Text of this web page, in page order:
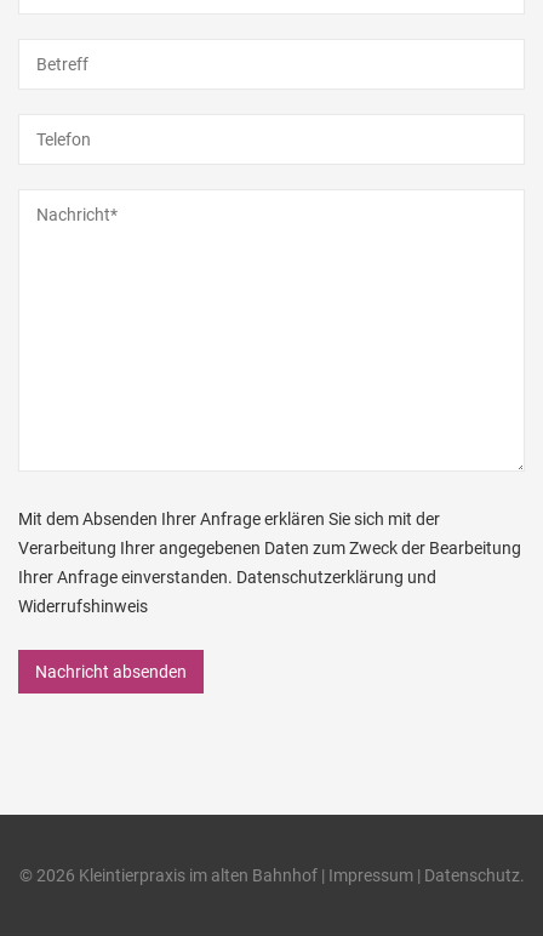
Mit dem Absenden Ihrer Anfrage erklären Sie sich mit der
Verarbeitung Ihrer angegebenen Daten zum Zweck der Bearbeitung
Ihrer Anfrage einverstanden. Datenschutzerklärung und
Widerrufshinweis
© 2026 Kleintierpraxis im alten Bahnhof | Impressum| Datenschutz.